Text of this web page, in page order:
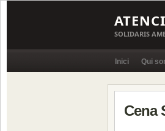
SOLIDARIS
Inici Qui
Cena